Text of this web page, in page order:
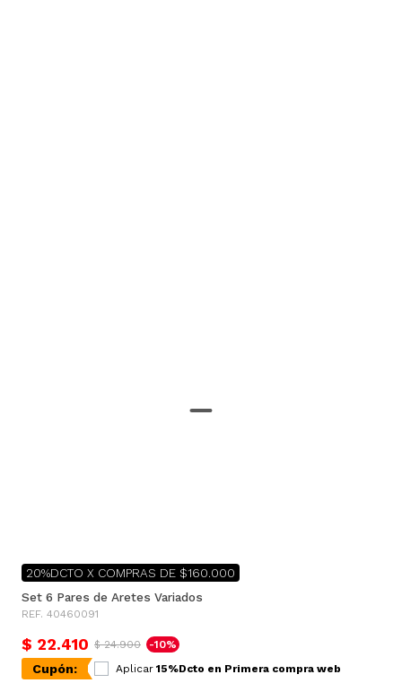
20%DCTO X COMPRAS DE $160.000
Set 6 Pares de Aretes Variados
REF. 40460091
$ 22.410 $ 24.900 -10%
Cupón: Aplicar 15%Dcto en Primera compra web